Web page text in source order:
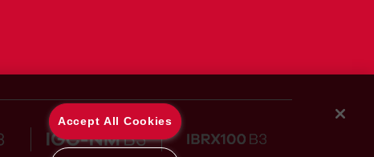
Accept All Cookies